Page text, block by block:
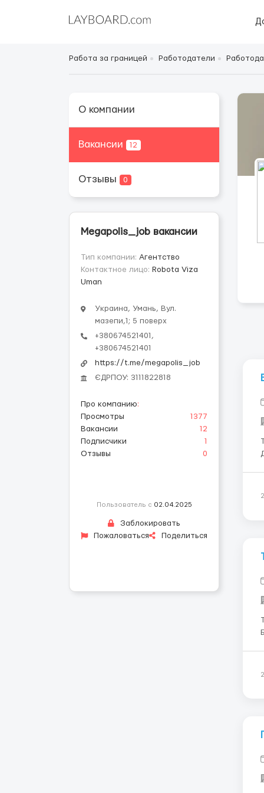
Работа за границей Работодатели
О компании
Вакансии 12
Отзывы 0
Megapolis_job вакансии
Тип компании: Агентство
Контактное лицо: Robota Viza
Uman
Украина, Умань, Вул.
мазепи,1; 5 поверх
+380674521401,
+380674521401
https://t.me/megapolis_job
ЄДРПОУ: 3111822818
Про компанию:
Просмотры
1377
Вакансии
12
Подписчики
1
Отзывы
0
Пользователь с 02.04.2025
Заблокировать
Пожаловаться
Поделиться